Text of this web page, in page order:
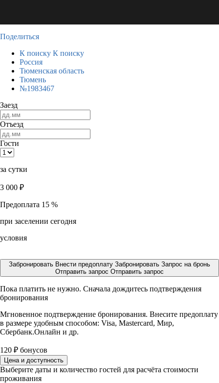
Поделиться
К поиску К поиску
Россия
Тюменская область
Тюмень
№1983467
Заезд
Отъезд
Гости
за сутки
3 000 ₽
Предоплата 15 %
при заселении сегодня
условия
Забронировать Внести предоплату Забронировать Запрос на бронь
Отправить запрос Отправить запрос
Пока платить не нужно. Сначала дождитесь подтверждения
бронирования
Мгновенное подтверждение бронирования. Внесите предоплату
в размере удобным способом: Visa, Mastercard, Мир,
Сбербанк.Онлайн и др.
120 ₽ бонусов
Цена и доступность
Выберите даты и количество гостей для расчёта стоимости
проживания